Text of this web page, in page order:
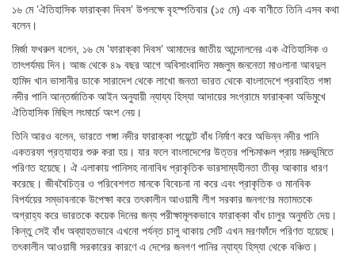
১৬ মে ’ঐতিহাসিক ফারাক্কা দিবস’ উপলক্ষে বৃহস্পতিবার (১৫ মে) এক বাণীতে তিনি এসব কথা
বলেন।
মির্জা ফখরুল বলেন, ১৬ মে ’ফারাক্কা দিবস’ আমাদের জাতীয় আন্দোলনের এক ঐতিহাসিক ও
তাৎপর্যময় দিন। আজ থেকে ৪৯ বছর আগে অবিসাংবাদিত মজলুম জননেতা মাওলানা আবদুল
হামিদ খান ভাসানীর ডাকে সারাদেশ থেকে লাখো জনতা ভারত থেকে বাংলাদেশে প্রবাহিত গঙ্গা
নদীর পানি আন্তর্জাতিক আইন অনুযায়ী ন্যায্য হিস্যা আদায়ের সংগ্রামে ফারাক্কা অভিমুখে
ঐতিহাসিক মিছিল লংমার্চে অংশ নেয়।
তিনি আরও বলেন, ভারতে গঙ্গা নদীর ফারাক্কা পয়েন্টে বাঁধ নির্মাণ করে অভিন্ন নদীর পানি
একতরফা প্রত্যাহার শুরু করা হয়। যার ফলে বাংলাদেশের উত্তর পশ্চিমাঞ্চল প্রায় মরুভূমিতে
পরিণত হয়েছে। ঐ এলাকায় পানিসহ নানাবিধ প্রাকৃতিক ভারসাম্যহীনতা তীব্র আকাার ধারণ
করেছে। জীববৈচিত্র ও পরিবেশগত মানকে বিবেচনা না করে এবং প্রাকৃতিক ও মানবিক
বিপর্যয়ের সম্ভাবনাকে উপেক্ষা করে তৎকালীন আওয়ামী লীগ সরকার জনগণের মতামতকে
অগ্রাহ্য করে ভারতকে কয়েক দিনের জন্য পরীক্ষামূলকভাবে ফারাক্কা বাঁধ চালুর অনুমতি দেয়।
কিন্তু সেই বাঁধ অব্যাহতভাবে এখনো পর্যন্ত চালু থাকায় সেটি এখন মরণফাঁদে পরিণত হয়েছে।
তৎকালীন আওয়ামী সরকারের কারণে এ দেশের জনগণ পানির ন্যায্য হিস্যা থেকে বঞ্চিত।